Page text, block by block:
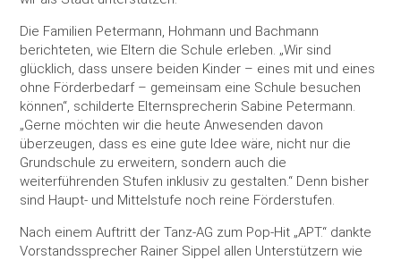
Die Familien Petermann, Hohmann und Bachmann
berichteten, wie Eltern die Schule erleben. „Wir sind
glücklich, dass unsere beiden Kinder – eines mit und eines
ohne Förderbedarf – gemeinsam eine Schule besuchen
können“, schilderte Elternsprecherin Sabine Petermann.
„Gerne möchten wir die heute Anwesenden davon
überzeugen, dass es eine gute Idee wäre, nicht nur die
Grundschule zu erweitern, sondern auch die
weiterführenden Stufen inklusiv zu gestalten.“ Denn bisher
sind Haupt- und Mittelstufe noch reine Förderstufen.
Nach einem Auftritt der Tanz-AG zum Pop-Hit „APT.“ dankte
Vorstandssprecher Rainer Sippel allen Unterstützern wie